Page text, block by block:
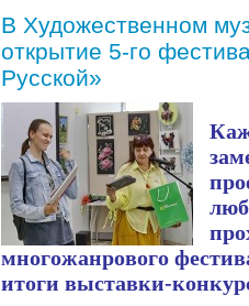
В Художественном
открытие 5-го
Русской»
многожанрового
итоги выставки-